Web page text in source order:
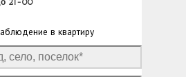
21-00
в квартиру